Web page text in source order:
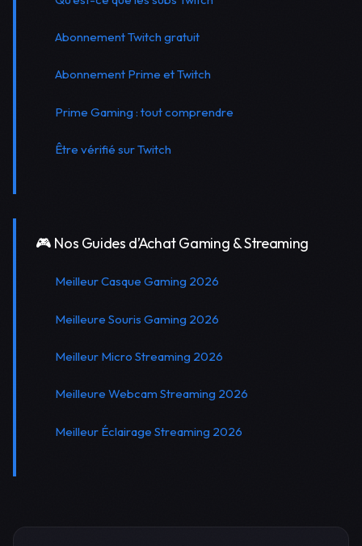
Abonnement Twitch gratuit
Abonnement Prime et Twitch
Prime Gaming : tout comprendre
Être vérifié sur Twitch
🎮 Nos Guides d’Achat Gaming & Streaming
Meilleur Casque Gaming 2026
Meilleure Souris Gaming 2026
Meilleur Micro Streaming 2026
Meilleure Webcam Streaming 2026
Meilleur Éclairage Streaming 2026